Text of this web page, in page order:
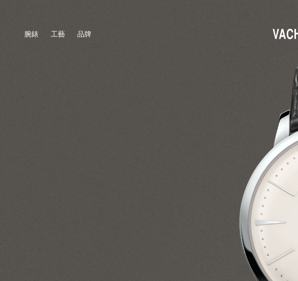
腕錶 工藝 品牌